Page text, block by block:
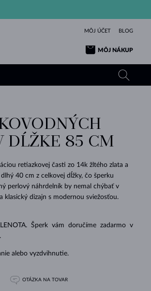
MÔJ ÚČET BLOG
MÔJ NÁKUP
DĹŽKE 85 CM
retiazkovej časti zo 14k žltého zlata a
40 cm z celkovej dĺžky, čo šperku
perlový náhrdelník by nemal chýbať v
klasický dizajn s modernou sviežosťou.
Šperk vám doručíme zadarmo v
alebo vyzdvihnutie.
OTÁZKA NA TOVAR